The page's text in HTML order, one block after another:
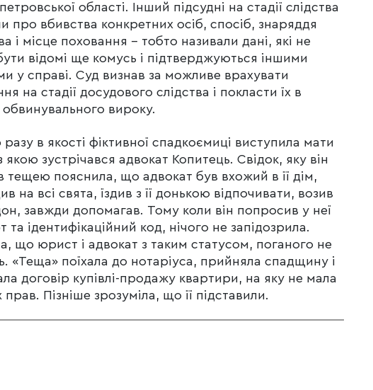
області. Інший підсудні на стадії слідства
про вбивства конкретних осіб, спосіб, знаряддя
і місце поховання – тобто називали дані, які не
відомі ще комусь і підтверджуються іншими
у справі. Суд визнав за можливе врахувати
на стадії досудового слідства і покласти їх в
вироку.
в якості фіктивної спадкоємиці виступила мати
якою зустрічався адвокат Копитець. Свідок, яку він
тещею пояснила, що адвокат був вхожий в її дім,
на всі свята, їздив з її донькою відпочивати, возив
завжди допомагав. Тому коли він попросив у неї
та ідентифікаційний код, нічого не запідозрила.
що юрист і адвокат з таким статусом, поганого не
«Теща» поїхала до нотаріуса, прийняла спадщину і
договір купівлі-продажу квартири, на яку не мала
Пізніше зрозуміла, що її підставили.